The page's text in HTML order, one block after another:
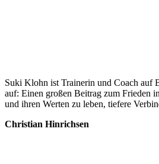
Suki Klohn ist Trainerin und Coach auf
auf: Einen großen Beitrag zum Frieden
und ihren Werten zu leben, tiefere
Christian Hinrichsen